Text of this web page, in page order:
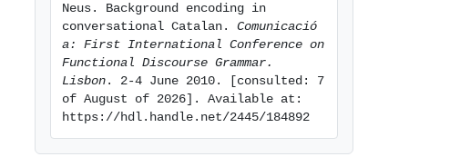
Neus. Background encoding in
conversational Catalan. Comunicació
a: First International Conference on
Functional Discourse Grammar.
Lisbon . 2-4 June 2010. [consulted: 7
of August of 2026]. Available at:
https://hdl.handle.net/2445/184892